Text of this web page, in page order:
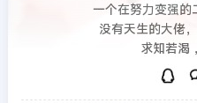
一个在努力变强的
没有天生的大佬
求知若渴